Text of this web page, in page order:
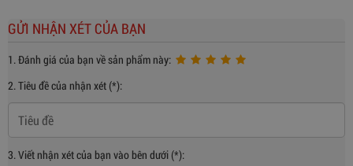
GỬI NHẬN XÉT CỦA BẠN
1. Đánh giá của bạn về sản phẩm này:
2. Tiêu đề của nhận xét (*):
3. Viết nhận xét của bạn vào bên dưới (*):